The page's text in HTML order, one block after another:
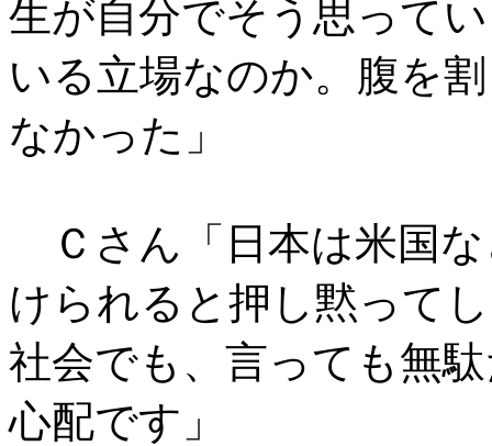
生が自分でそう思って
いる立場なのか。腹を
なかった」
Ｃさん「日本は米国
けられると押し黙って
社会でも、言っても無
心配です」